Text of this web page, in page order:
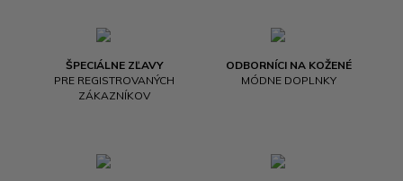
ŠPECIÁLNE ZĽAVY
PRE REGISTROVANÝCH
ZÁKAZNÍKOV
ODBORNÍCI NA KOŽENÉ
MÓDNE DOPLNKY